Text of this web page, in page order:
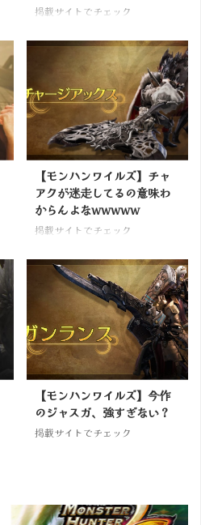
掲載サイトでチェック
【モンハンワイルズ】チャ
アクが迷走してるの意味わ
からんよなwwwww
掲載サイトでチェック
【モンハンワイルズ】今作
のジャスガ、強すぎない？
掲載サイトでチェック